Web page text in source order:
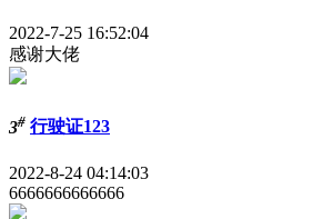
2022-7-25 16:52:04
感谢大佬
3# 行驶证123
2022-8-24 04:14:03
6666666666666